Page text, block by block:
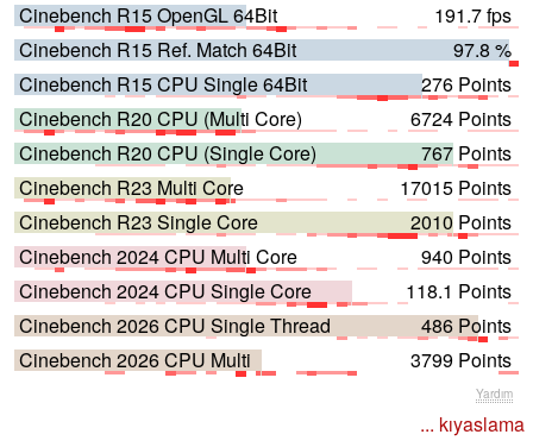
Cinebench R15 OpenGL 64Bit
191.7 fps
Cinebench R15 Ref. Match 64Bit
97.8 %
Cinebench R15 CPU Single 64Bit
276 Points
Cinebench R20 CPU (Multi Core)
6724 Points
Cinebench R20 CPU (Single Core)
767 Points
Cinebench R23 Multi Core
17015 Points
Cinebench R23 Single Core
2010 Points
Cinebench 2024 CPU Multi Core
940 Points
Cinebench 2024 CPU Single Core
118.1 Points
Cinebench 2026 CPU Single Thread
486 Points
Cinebench 2026 CPU Multi
3799 Points
Yardım
... kıyaslama